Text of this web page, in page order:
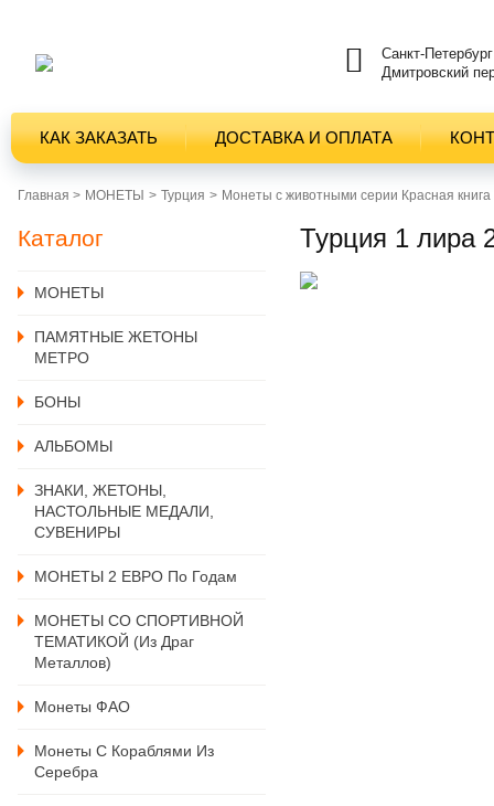
Санкт-Петербург
Дмитровский
КАК ЗАКАЗАТЬ ДОСТАВКА И ОПЛАТА
Главная > MОНЕТЫ Турция Монеты с животными серии Красная книга
Каталог
MОНЕТЫ
ПАМЯТНЫЕ ЖЕТОНЫ
МЕТРО
БОНЫ
АЛЬБОМЫ
ЗНАКИ, ЖЕТОНЫ,
НАСТОЛЬНЫЕ МЕДАЛИ,
СУВЕНИРЫ
МОНЕТЫ 2 ЕВРО По Годам
МОНЕТЫ СО СПОРТИВНОЙ
ТЕМАТИКОЙ (из Драг
Металлов)
Монеты ФАО
Монеты С Кораблями Из
Серебра
Турция 1 лира